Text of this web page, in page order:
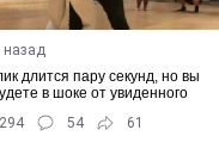
назад
длится пару секунд, но вы
в шоке от увиденного
294
54 61